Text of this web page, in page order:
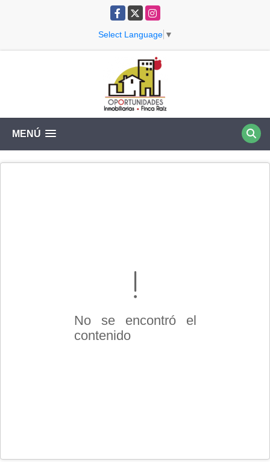
Facebook
X Instagram
Select Language ▼
MENÚ
No se encontró el
contenido